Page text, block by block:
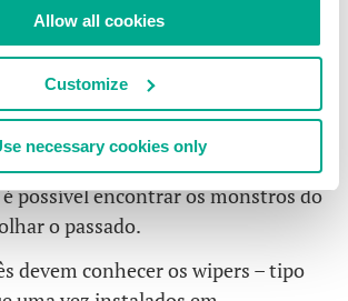
Allow all cookies
Customize
necessary cookies only
: explorar as profundezas da internet
de “cibermonstros”, alguns
essa abordagem ultrapassada,
fósseis de criaturas do
os monstros de hoje que ameaçam
uma história bem legal que
possível encontrar os monstros do
o passado.
devem conhecer os wipers – tipo